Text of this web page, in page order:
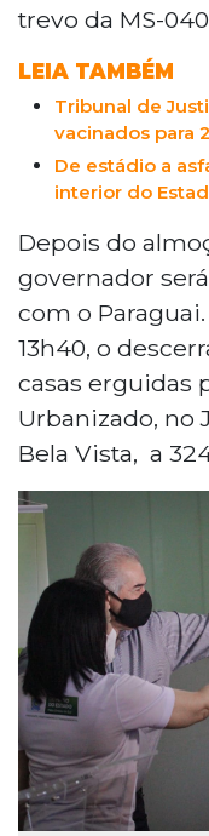
trevo da MS-
LEIA TAMBÉM
Tribunal de
vacinados para
De estádio a
interior do
Depois do
governador
com o
13h40, o
casas erguidas
Urbanizado, no
Bela Vista, a